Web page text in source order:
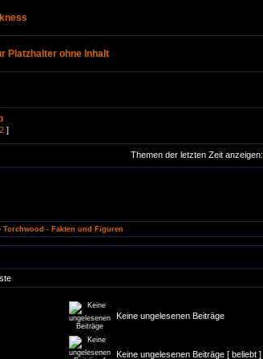
Platzhalter ohne Inhalt
2 ]
Themen der letzten Zeit anzeigen:
Torchwood - Fakten und Figuren
Keine ungelesenen Beiträge
Keine ungelesenen Beiträge [ beliebt ]